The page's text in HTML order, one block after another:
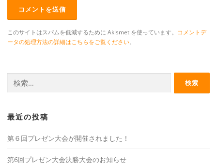
このサイトはスパムを低減するために Akismet を使っています。 コメントデ
ータの処理方法の詳細はこちらをご覧ください。
索:
最近の投稿
第６回プレゼン大会が開催されました！
第6回プレゼン大会決勝大会のお知らせ